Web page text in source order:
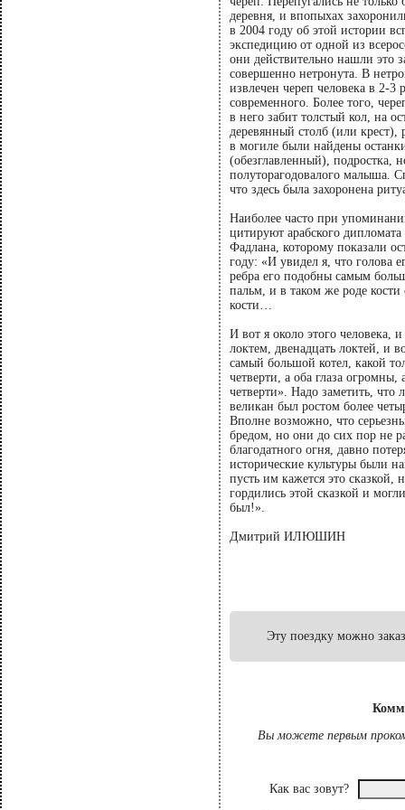
деревня, и впопыхах
в 2004 году об этой истории
экспедицию от одной из
они действительно нашли это
совершенно нетронута. В
извлечен череп человека в 2-3
современного. Более того,
в него забит толстый кол, на
деревянный столб (или
в могиле были найдены
(обезглавленный), подростка,
полуторагодовалого малыша.
что здесь была захоронена
Наиболее часто при
цитируют арабского
Фадлана, которому показали
году: «И увидел я, что голова
ребра его подобны самым
пальм, и в таком же роде кости
кости…
И вот я около этого человека,
локтем, двенадцать локтей, и
самый большой котел, какой
четверти, а оба глаза
четверти». Надо заметить,
великан был ростом более
Вполне возможно, что
бредом, но они до сих пор не
благодатного огня, давно
исторические культуры были
пусть им кажется это сказкой,
гордились этой сказкой и
был!».
Дмитрий ИЛЮШИН
Эту поездку можно
Вы можете первым
Как вас зовут?